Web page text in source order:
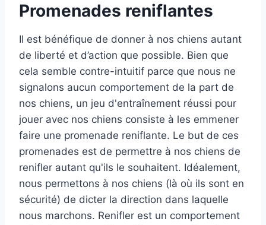
Promenades reniflantes
Il est bénéfique de donner à nos chiens autant
de liberté et d’action que possible. Bien que
cela semble contre-intuitif parce que nous ne
signalons aucun comportement de la part de
nos chiens, un jeu d'entraînement réussi pour
jouer avec nos chiens consiste à les emmener
faire une promenade reniflante. Le but de ces
promenades est de permettre à nos chiens de
renifler autant qu'ils le souhaitent. Idéalement,
nous permettons à nos chiens (là où ils sont en
sécurité) de dicter la direction dans laquelle
nous marchons. Renifler est un comportement